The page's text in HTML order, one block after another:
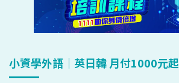
小資學外語｜英日韓 月付1000元起